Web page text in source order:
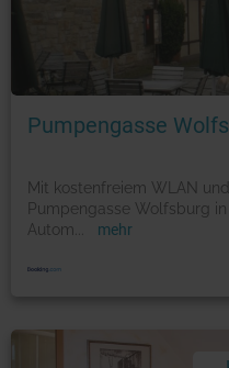
Pumpengasse
Mit kostenfreiem WLAN
Pumpengasse Wolfsburg
Autom
mehr